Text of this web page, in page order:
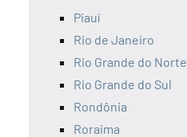
Piauí
Rio de Janeiro
Rio Grande do Norte
Rio Grande do Sul
Rondônia
Roraima